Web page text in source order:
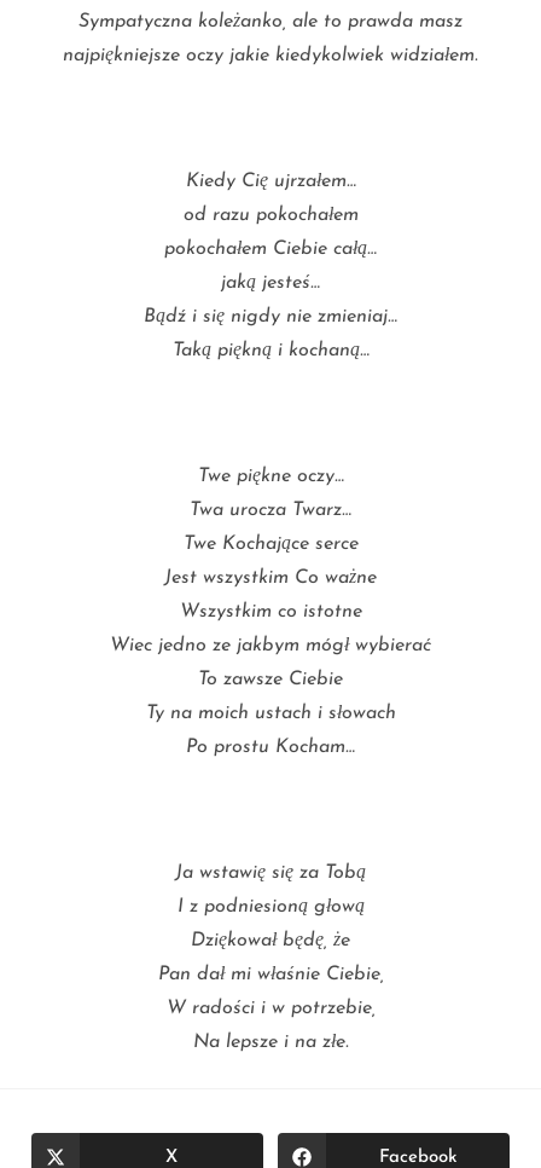
Sympatyczna koleżanko, ale to prawda masz
najpiękniejsze oczy jakie kiedykolwiek widziałem.
Kiedy Cię ujrzałem…
od razu pokochałem
pokochałem Ciebie całą…
jaką jesteś…
Bądź i się nigdy nie zmieniaj…
Taką piękną i kochaną…
Twe piękne oczy…
Twa urocza Twarz…
Twe Kochające serce
Jest wszystkim Co ważne
Wszystkim co istotne
Wiec jedno ze jakbym mógł wybierać
To zawsze Ciebie
Ty na moich ustach i słowach
Po prostu Kocham…
Ja wstawię się za Tobą
I z podniesioną głową
Dziękował będę, że
Pan dał mi właśnie Ciebie,
W radości i w potrzebie,
Na lepsze i na złe.
X Facebook